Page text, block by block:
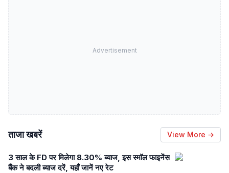
Advertisement
ताजा खबरें View More →
3 साल के FD पर मिलेगा 8.30% ब्याज, इस स्मॉल फाइनेंस
बैंक ने बदली ब्याज दरें, यहाँ जानें नए रेट